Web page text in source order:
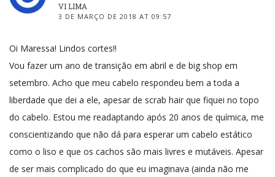
VI LIMA
3 DE MARÇO DE 2018 AT 09:57
Oi Maressa! Lindos cortes!!
Vou fazer um ano de transição em abril e de big shop em
setembro. Acho que meu cabelo respondeu bem a toda a
liberdade que dei a ele, apesar de scrab hair que fiquei no topo
do cabelo. Estou me readaptando após 20 anos de química, me
conscientizando que não dá para esperar um cabelo estático
como o liso e que os cachos são mais livres e mutáveis. Apesar
de ser mais complicado do que eu imaginava (ainda não me